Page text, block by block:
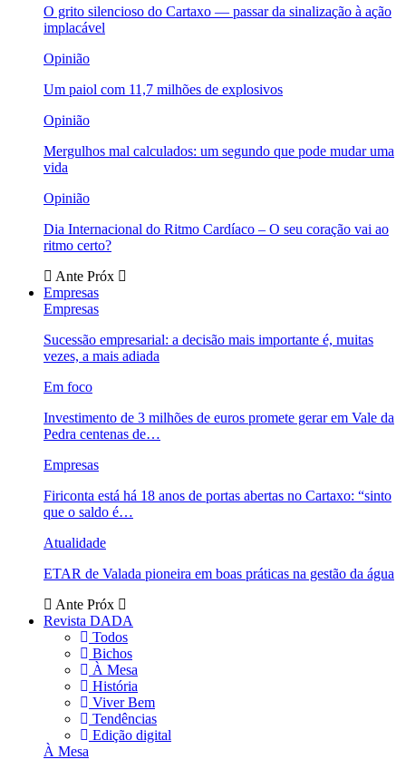
O grito silencioso do Cartaxo — passar da sinalização à ação
implacável
Opinião
Um paiol com 11,7 milhões de explosivos
Opinião
Mergulhos mal calculados: um segundo que pode mudar uma
vida
Opinião
Dia Internacional do Ritmo Cardíaco – O seu coração vai ao
ritmo certo?
Ante Próx
Empresas
Empresas
Sucessão empresarial: a decisão mais importante é, muitas
vezes, a mais adiada
Em foco
Investimento de 3 milhões de euros promete gerar em Vale da
Pedra centenas de…
Empresas
Firiconta está há 18 anos de portas abertas no Cartaxo: “sinto
que o saldo é…
Atualidade
ETAR de Valada pioneira em boas práticas na gestão da água
Ante Próx
Revista DADA
Todos
Bichos
À Mesa
História
Viver Bem
Tendências
Edição digital
À Mesa